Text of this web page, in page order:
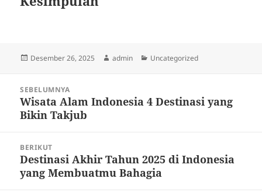
Diposkan
Desember 26, 2025 Penulis
admin Kategori
Uncategorized
SEBELUMNYA
Pos
sebelumnya:
Wisata Alam Indonesia 4 Destinasi yang
Bikin Takjub
BERIKUT
Pos
berikutnya:
Destinasi Akhir Tahun 2025 di Indonesia
yang Membuatmu Bahagia